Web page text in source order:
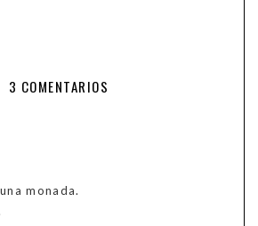
3 COMENTARIOS
monada.